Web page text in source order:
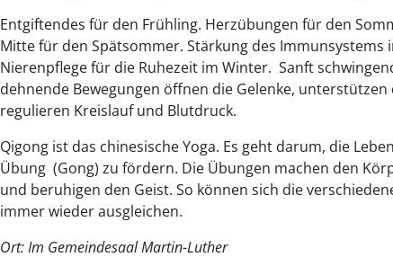
Entgiftendes für den Frühling. Herzübungen für den
Mitte für den Spätsommer. Stärkung des Immunsystems
Nierenpflege für die Ruhezeit im Winter. Sanft
dehnende Bewegungen öffnen die Gelenke, unterstützen
regulieren Kreislauf und Blutdruck.
Qigong ist das chinesische Yoga. Es geht darum, die
Übung (Gong) zu fördern. Die Übungen machen den
und beruhigen den Geist. So können sich die
immer wieder ausgleichen.
Ort: Im Gemeindesaal Martin-Luther